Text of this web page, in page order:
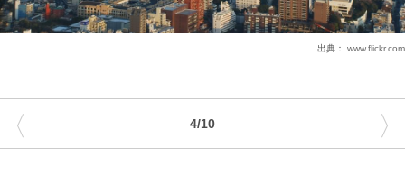
出典： www.flickr.com
4/10
〈 〉